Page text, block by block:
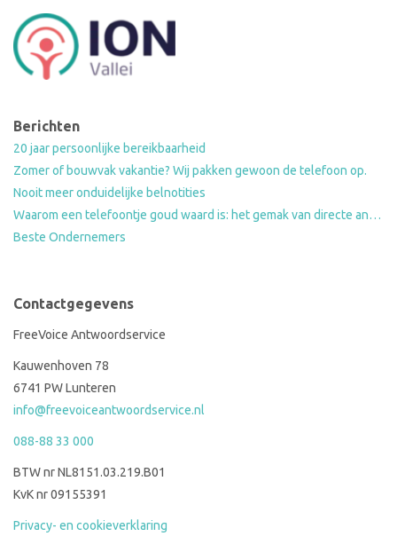
Berichten
20 jaar persoonlijke bereikbaarheid
Zomer of bouwvak vakantie? Wij pakken gewoon de telefoon op.
Nooit meer onduidelijke belnotities
Waarom een telefoontje goud waard is: het gemak van directe antwoorden op standaardvragen
Beste Ondernemers
Contactgegevens
FreeVoice Antwoordservice
Kauwenhoven 78
6741 PW Lunteren
info@freevoiceantwoordservice.nl
088-88 33 000
BTW nr NL8151.03.219.B01
KvK nr 09155391
Privacy- en cookieverklaring